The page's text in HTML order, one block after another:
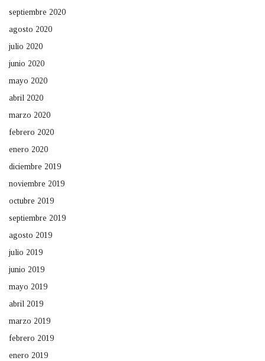
septiembre 2020
agosto 2020
julio 2020
junio 2020
mayo 2020
abril 2020
marzo 2020
febrero 2020
enero 2020
diciembre 2019
noviembre 2019
octubre 2019
septiembre 2019
agosto 2019
julio 2019
junio 2019
mayo 2019
abril 2019
marzo 2019
febrero 2019
enero 2019